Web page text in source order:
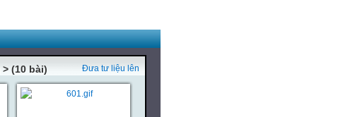
Đưa tư liệu lên
> (10 bài)